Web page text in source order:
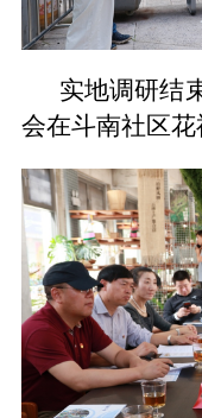
实地调研结
会在斗南社区花